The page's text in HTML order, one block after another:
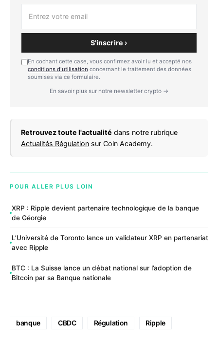
S'inscrire ›
En cochant cette case, vous confirmez avoir lu et accepté nos
conditions d'utilisation concernant le traitement des données
soumises via ce formulaire.
En savoir plus sur notre newsletter crypto →
Retrouvez toute l'actualité dans notre rubrique
Actualités Régulation sur Coin Academy.
POUR ALLER PLUS LOIN
XRP : Ripple devient partenaire technologique de la banque
de Géorgie
L’Université de Toronto lance un validateur XRP en partenariat
avec Ripple
BTC : La Suisse lance un débat national sur l’adoption de
Bitcoin par sa Banque nationale
banque CBDC Régulation Ripple